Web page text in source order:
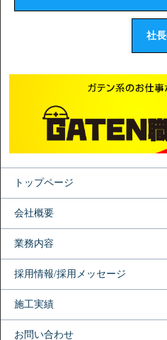
社
トップページ
会社概要
業務内容
採用情報/採用メッセージ
施工実績
お問い合わせ